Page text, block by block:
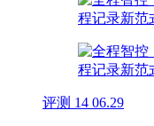
评测 14 06.29